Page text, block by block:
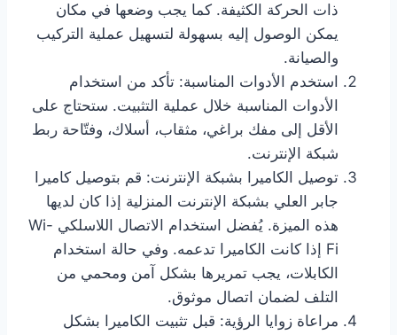
ذات الحركة الكثيفة. كما يجب وضعها في مكان
يمكن الوصول إليه بسهولة لتسهيل عملية التركيب
والصيانة.
استخدم الأدوات المناسبة: تأكد من استخدام
الأدوات المناسبة خلال عملية التثبيت. ستحتاج على
الأقل إلى مفك براغي، مثقاب، أسلاك، وفتّاحة ربط
شبكة الإنترنت.
توصيل الكاميرا بشبكة الإنترنت: قم بتوصيل كاميرا
جابر العلي بشبكة الإنترنت المنزلية إذا كان لديها
هذه الميزة. يُفضل استخدام الاتصال اللاسلكي Wi-
Fi إذا كانت الكاميرا تدعمه. وفي حالة استخدام
الكابلات، يجب تمريرها بشكل آمن ومحمي من
التلف لضمان اتصال موثوق.
مراعاة زوايا الرؤية: قبل تثبيت الكاميرا بشكل